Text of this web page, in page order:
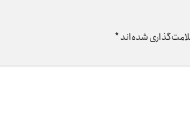
شده‌اند*